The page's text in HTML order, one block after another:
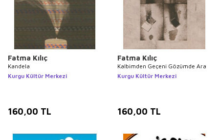
Fatma Kılıç
Kandela
Kurgu Kültür Merkezi
160,00 TL
Fatma Kılıç
Kalbimden Geçeni Gözümde Ara
Kurgu Kültür Merkezi
160,00 TL